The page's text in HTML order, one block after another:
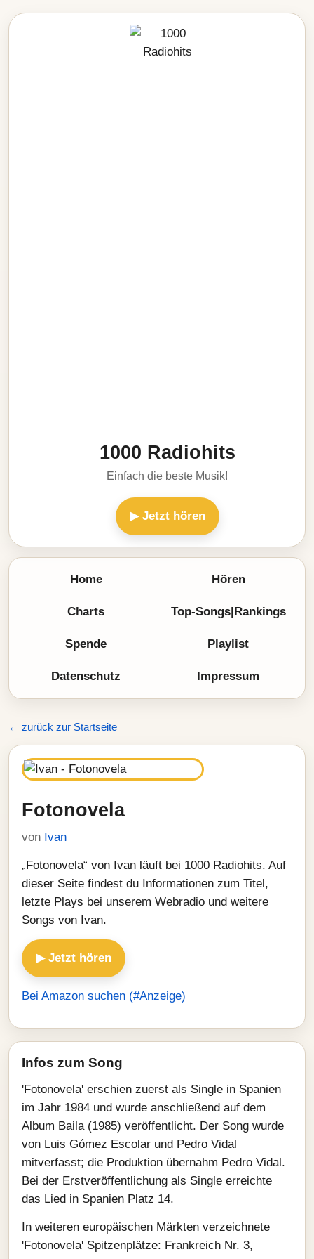
1000 Radiohits
Einfach die beste Musik!
▶ Jetzt hören
Home Hören
Charts Top-Songs|Rankings
Spende Playlist
Datenschutz Impressum
← zurück zur Startseite
Fotonovela
von Ivan
„Fotonovela“ von Ivan läuft bei 1000 Radiohits. Auf
dieser Seite findest du Informationen zum Titel,
letzte Plays bei unserem Webradio und weitere
Songs von Ivan.
▶ Jetzt hören
Bei Amazon suchen (#Anzeige)
Infos zum Song
'Fotonovela' erschien zuerst als Single in Spanien
im Jahr 1984 und wurde anschließend auf dem
Album Baila (1985) veröffentlicht. Der Song wurde
von Luis Gómez Escolar und Pedro Vidal
mitverfasst; die Produktion übernahm Pedro Vidal.
Bei der Erstveröffentlichung als Single erreichte
das Lied in Spanien Platz 14.
In weiteren europäischen Märkten verzeichnete
'Fotonovela' Spitzenplätze: Frankreich Nr. 3,